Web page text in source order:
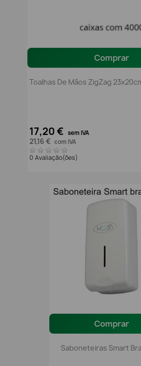
Comprar
Toalhas De Mãos ZigZag
17,20 € sem IVA
21,16 € com IVA
0 Avaliação(ões)
Comprar
Saboneteiras Smart